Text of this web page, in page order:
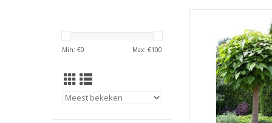
Min: €0 Max: €100
De Bolcatalpa
frisgroene
en komt goed tot
zowel de kleine en
TOEVOEGEN AAN